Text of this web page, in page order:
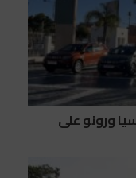
ورونو على